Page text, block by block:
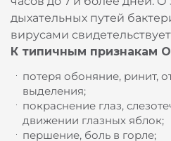
часов до 7 и более дней.
дыхательных путей
вирусами
К типичным признакам
потеря обоняние, ринит,
выделения;
покраснение глаз,
движении глазных яблок;